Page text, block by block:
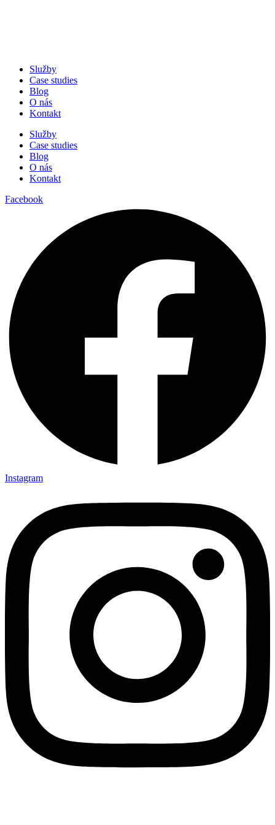
Služby
Case studies
Blog
O nás
Kontakt
Služby
Case studies
Blog
O nás
Kontakt
Facebook
Instagram